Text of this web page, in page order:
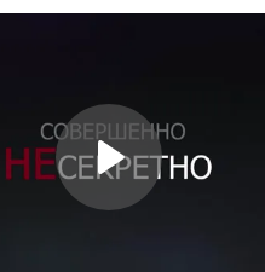
Артем Сорокин,
священнослужитель,
Дмитрий Булатов,
священнослужитель;
Роман Маринин,